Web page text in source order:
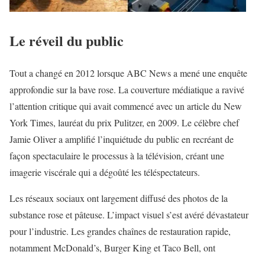
Le réveil du public
Tout a changé en 2012 lorsque ABC News a mené une enquête
approfondie sur la bave rose. La couverture médiatique a ravivé
l’attention critique qui avait commencé avec un article du New
York Times, lauréat du prix Pulitzer, en 2009. Le célèbre chef
Jamie Oliver a amplifié l’inquiétude du public en recréant de
façon spectaculaire le processus à la télévision, créant une
imagerie viscérale qui a dégoûté les téléspectateurs.
Les réseaux sociaux ont largement diffusé des photos de la
substance rose et pâteuse. L’impact visuel s’est avéré dévastateur
pour l’industrie. Les grandes chaînes de restauration rapide,
notamment McDonald’s, Burger King et Taco Bell, ont